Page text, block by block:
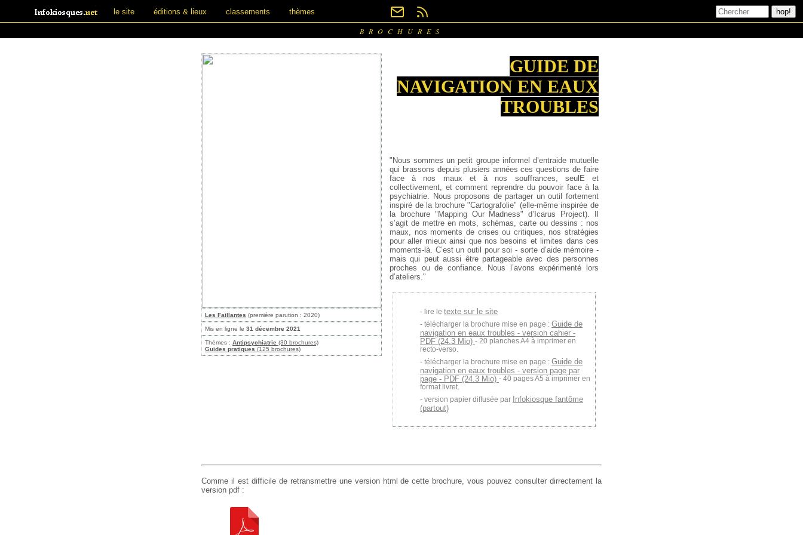
le site éditions & lieux classements thèmes
BROCHURES
Les Faillantes (première parution : 2020)
Mis en ligne le 31 décembre 2021
Thèmes : Antipsychiatrie (30 brochures)
Guides pratiques (125 brochures)
GUIDE DE
NAVIGATION EN EAUX
TROUBLES
"Nous sommes un petit groupe informel d’entraide mutuelle
qui brassons depuis plusiers années ces questions de faire
face à nos maux et à nos souffrances, seulE et
collectivement, et comment reprendre du pouvoir face à la
psychiatrie. Nous proposons de partager un outil fortement
inspiré de la brochure "Cartografolie" (elle-même inspirée de
la brochure "Mapping Our Madness" d’Icarus Project). Il
s’agit de mettre en mots, schémas, carte ou dessins : nos
maux, nos moments de crises ou critiques, nos stratégies
pour aller mieux ainsi que nos besoins et limites dans ces
moments-là. C’est un outil pour soi - sorte d’aide mémoire -
mais qui peut aussi être partageable avec des personnes
proches ou de confiance. Nous l’avons expérimenté lors
d’ateliers."
lire le texte sur le site
télécharger la brochure mise en page : Guide de
navigation en eaux troubles - version cahier -
PDF (24.3 Mio) - 20 planches A4 à imprimer en
recto-verso.
télécharger la brochure mise en page : Guide de
navigation en eaux troubles - version page par
page - PDF (24.3 Mio) - 40 pages A5 à imprimer en
format livret.
version papier diffusée par Infokiosque fantôme
(partout)
Comme il est difficile de retransmettre une version html de cette brochure, vous pouvez consulter dirrectement la
version pdf :